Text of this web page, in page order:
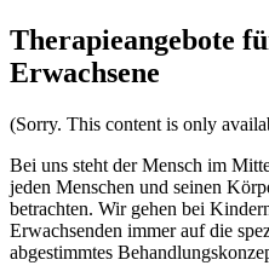
Therapieangebote
Erwachsene
(Sorry. This content is only
Bei uns steht der Mensch im
jeden Menschen und seinen
betrachten. Wir gehen bei
Erwachsenden immer auf die
abgestimmtes